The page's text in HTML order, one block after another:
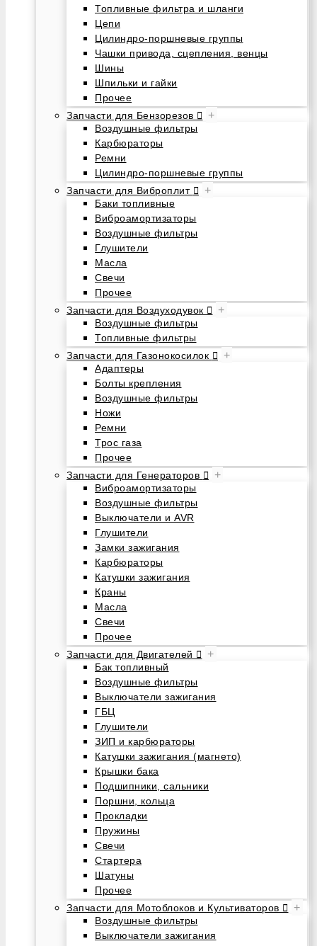
Топливные фильтра и шланги
Цепи
Цилиндро-поршневые группы
Чашки привода, сцепления, венцы
Шины
Шпильки и гайки
Прочее
Запчасти для Бензорезов
+
Воздушные фильтры
Карбюраторы
Ремни
Цилиндро-поршневые группы
Запчасти для Виброплит
+
Баки топливные
Виброамортизаторы
Воздушные фильтры
Глушители
Масла
Свечи
Прочее
Запчасти для Воздуходувок
+
Воздушные фильтры
Топливные фильтры
Запчасти для Газонокосилок
+
Адаптеры
Болты крепления
Воздушные фильтры
Ножи
Ремни
Трос газа
Прочее
Запчасти для Генераторов
+
Виброамортизаторы
Воздушные фильтры
Выключатели и AVR
Глушители
Замки зажигания
Карбюраторы
Катушки зажигания
Краны
Масла
Свечи
Прочее
Запчасти для Двигателей
+
Бак топливный
Воздушные фильтры
Выключатели зажигания
ГБЦ
Глушители
ЗИП и карбюраторы
Катушки зажигания (магнето)
Крышки бака
Подшипники, сальники
Поршни, кольца
Прокладки
Пружины
Свечи
Стартера
Шатуны
Прочее
Запчасти для Мотоблоков и Культиваторов
+
Воздушные фильтры
Выключатели зажигания